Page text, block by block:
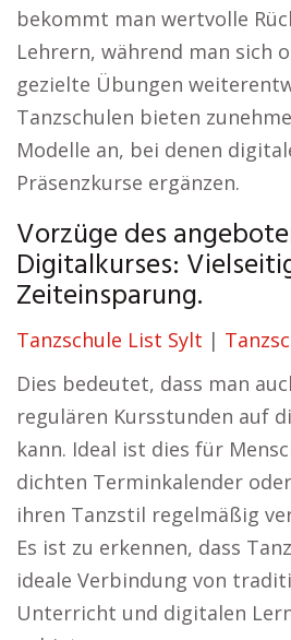
bekommt man wertvolle
Lehrern, während man sich
gezielte Übungen
Tanzschulen bieten
Modelle an, bei denen
Präsenzkurse ergänzen.
Vorzüge des
Digitalkurses:
Zeiteinsparung.
Tanzschule List Sylt |
Dies bedeutet, dass man
regulären Kursstunden auf
kann. Ideal ist dies für
dichten Terminkalender
ihren Tanzstil regelmäßig
Es ist zu erkennen, dass
ideale Verbindung von
Unterricht und digitalen